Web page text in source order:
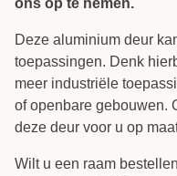
Deze aluminium deur
toepassingen. Denk
meer industriële
of openbare gebouwen.
deze deur voor u op
Wilt u een raam